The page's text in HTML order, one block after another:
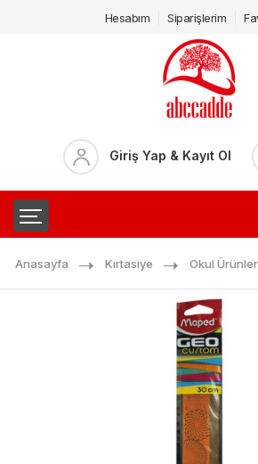
Hesabım Siparişlerim
Giriş Yap & Kayıt Ol
Anasayfa Kırtasiye Okul